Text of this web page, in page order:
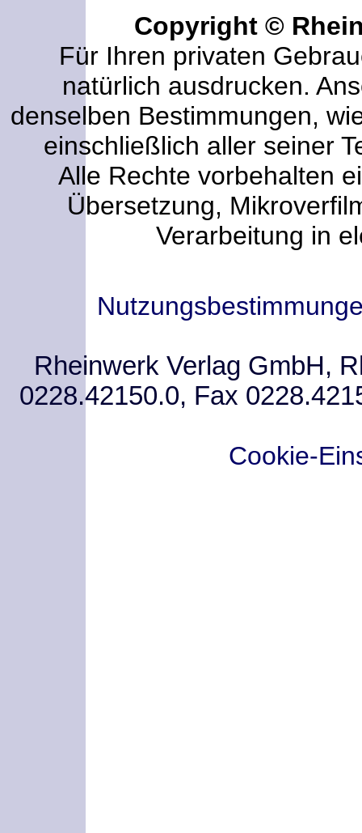
Copyright ©
Für Ihren privaten
natürlich ausdrucken.
denselben Bestimmungen,
einschließlich aller seiner
Alle Rechte vorbehalten
Übersetzung,
Verarbeitung in
Rheinwerk Verlag GmbH,
0228.42150.0, Fax
Cookie-